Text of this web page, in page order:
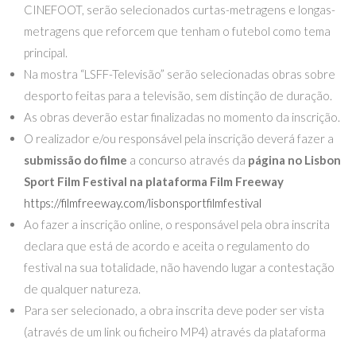
CINEFOOT, serão selecionados curtas-metragens e longas-
metragens que reforcem que tenham o futebol como tema
principal.
Na mostra “LSFF-Televisão” serão selecionadas obras sobre
desporto feitas para a televisão, sem distinção de duração.
As obras deverão estar finalizadas no momento da inscrição.
O realizador e/ou responsável pela inscrição deverá fazer a
submissão do filme a concurso através da página no Lisbon
Sport Film Festival na plataforma Film Freeway
https://filmfreeway.com/lisbonsportfilmfestival
Ao fazer a inscrição online, o responsável pela obra inscrita
declara que está de acordo e aceita o regulamento do
festival na sua totalidade, não havendo lugar a contestação
de qualquer natureza.
Para ser selecionado, a obra inscrita deve poder ser vista
(através de um link ou ficheiro MP4) através da plataforma